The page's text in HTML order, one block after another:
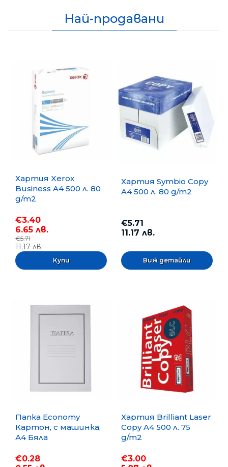
Най-продавани
Хартия Xerox
Business A4 500 л. 80
g/m2
€3.40
6.65 лв.
€5.71
11.17 лв.
Хартия Symbio Copy
A4 500 л. 80 g/m2
€5.71
11.17 лв.
Виж детайли
Папка Economy
Картон, с машинка,
А4 Бяла
€0.28
Хартия Brilliant Laser
Copy A4 500 л. 75
g/m2
€3.00